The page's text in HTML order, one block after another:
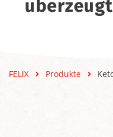
überzeugt
FELIX Produkte